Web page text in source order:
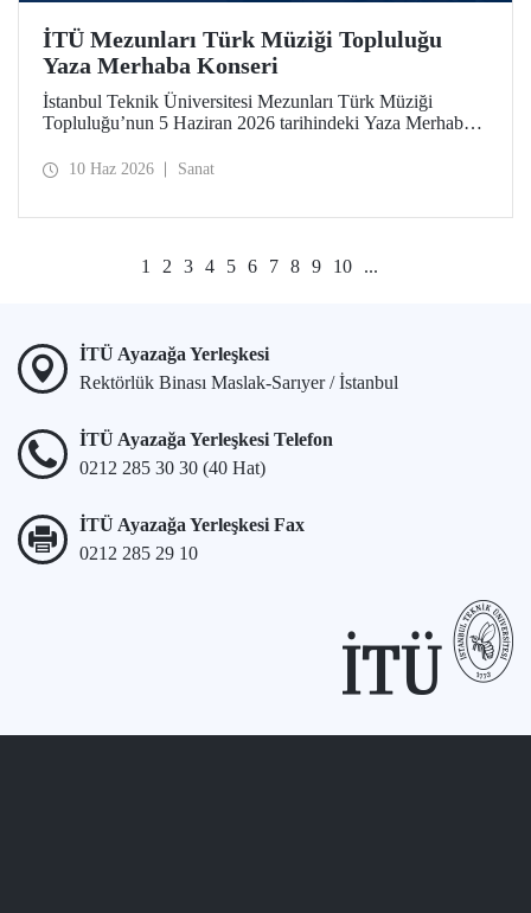
İTÜ Mezunları Türk Müziği Topluluğu
Yaza Merhaba Konseri
İstanbul Teknik Üniversitesi Mezunları Türk Müziği
Topluluğu’nun 5 Haziran 2026 tarihindeki Yaza Merhaba
dinleyicilere unutulmaz bir akşam yaşattı
10 Haz 2026 Sanat
1 2 3 4 5 6 7 8 9 10 ...
İTÜ Ayazağa Yerleşkesi
Rektörlük Binası Maslak-Sarıyer / İstanbul
İTÜ Ayazağa Yerleşkesi Telefon
0212 285 30 30 (40 Hat)
İTÜ Ayazağa Yerleşkesi Fax
0212 285 29 10